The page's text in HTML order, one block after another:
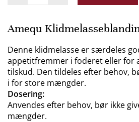
Amequ
Denne klidmelasse er særdeles
appetitfremmer i foderet eller for
tilskud. Den tildeles efter behov,
i for store mængder.
Dosering:
Anvendes efter behov, bør ikke
mængder.